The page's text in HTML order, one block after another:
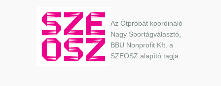
Az Ötpróbát koordináló
Nagy Sportágválasztó,
BBU Nonprofit Kft. a
SZEOSZ alapító tagja.